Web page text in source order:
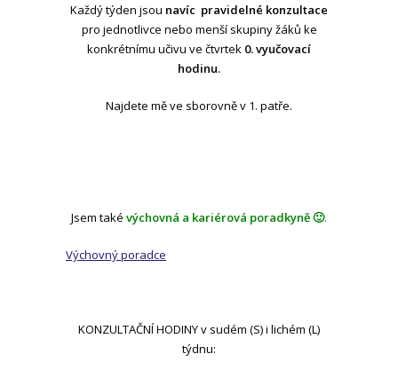
Každý týden jsou navíc pravidelné konzultace
pro jednotlivce nebo menší skupiny žáků ke
konkrétnímu učivu ve čtvrtek 0. vyučovací
hodinu.
Najdete mě ve sborovně v 1. patře.
Jsem také výchovná a kariérová poradkyně 🙂.
Výchovný poradce
KONZULTAČNÍ HODINY v sudém (S) i lichém (L)
týdnu: